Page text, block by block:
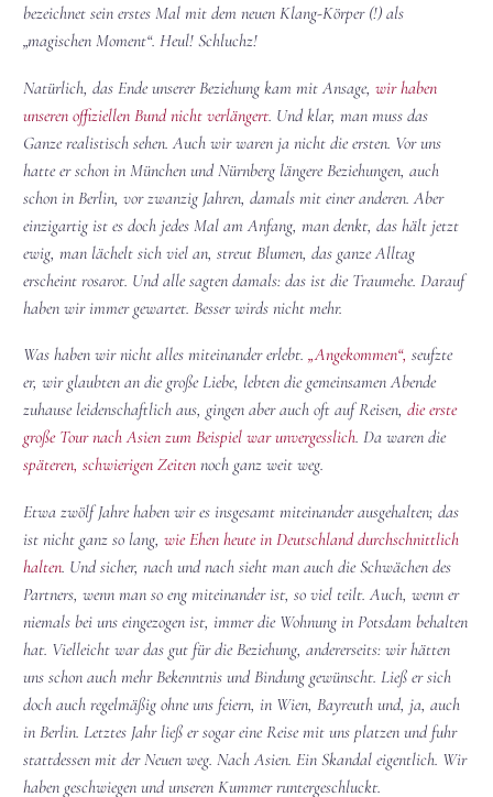
bezeichnet sein erstes Mal mit dem neuen Klang-Körper (!) als
„magischen Moment“. Heul! Schluchz!
Natürlich, das Ende unserer Beziehung kam mit Ansage, wir haben
unseren offiziellen Bund nicht verlängert. Und klar, man muss das
Ganze realistisch sehen. Auch wir waren ja nicht die ersten. Vor uns
hatte er schon in München und Nürnberg längere Beziehungen, auch
schon in Berlin, vor zwanzig Jahren, damals mit einer anderen. Aber
einzigartig ist es doch jedes Mal am Anfang, man denkt, das hält jetzt
ewig, man lächelt sich viel an, streut Blumen, das ganze Alltag
erscheint rosarot. Und alle sagten damals: das ist die Traumehe. Darauf
haben wir immer gewartet. Besser wirds nicht mehr.
Was haben wir nicht alles miteinander erlebt. „Angekommen“, seufzte
er, wir glaubten an die große Liebe, lebten die gemeinsamen Abende
zuhause leidenschaftlich aus, gingen aber auch oft auf Reisen, die erste
große Tour nach Asien zum Beispiel war unvergesslich. Da waren die
späteren, schwierigen Zeiten noch ganz weit weg.
Etwa zwölf Jahre haben wir es insgesamt miteinander ausgehalten; das
ist nicht ganz so lang, wie Ehen heute in Deutschland durchschnittlich
halten. Und sicher, nach und nach sieht man auch die Schwächen des
Partners, wenn man so eng miteinander ist, so viel teilt. Auch, wenn er
niemals bei uns eingezogen ist, immer die Wohnung in Potsdam behalten
hat. Vielleicht war das gut für die Beziehung, andererseits: wir hätten
uns schon auch mehr Bekenntnis und Bindung gewünscht. Ließ er sich
doch auch regelmäßig ohne uns feiern, in Wien, Bayreuth und, ja, auch
in Berlin. Letztes Jahr ließ er sogar eine Reise mit uns platzen und fuhr
stattdessen mit der Neuen weg. Nach Asien. Ein Skandal eigentlich. Wir
haben geschwiegen und unseren Kummer runtergeschluckt.